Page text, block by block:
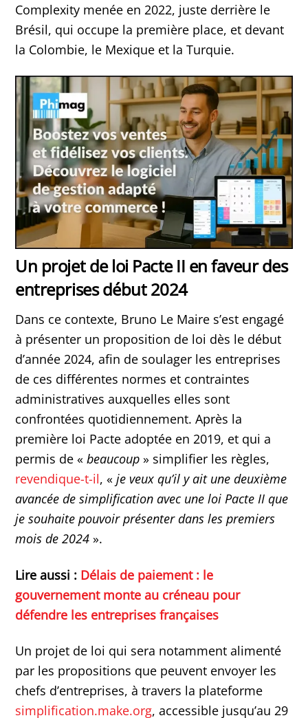
Complexity menée en 2022, juste derrière le
Brésil, qui occupe la première place, et devant
la Colombie, le Mexique et la Turquie.
Un projet de loi Pacte II en faveur des
entreprises début 2024
Dans ce contexte, Bruno Le Maire s’est engagé
à présenter un proposition de loi dès le début
d’année 2024, afin de soulager les entreprises
de ces différentes normes et contraintes
administratives auxquelles elles sont
confrontées quotidiennement. Après la
première loi Pacte adoptée en 2019, et qui a
permis de «beaucoup » simplifier les règles,
revendique-t-il, «je veux qu’il y ait une deuxième
avancée de simplification avec une loi Pacte II que
je souhaite pouvoir présenter dans les premiers
mois de 2024 ».
Lire aussi : Délais de paiement : le
gouvernement monte au créneau pour
défendre les entreprises françaises
Un projet de loi qui sera notamment alimenté
par les propositions que peuvent envoyer les
chefs d’entreprises, à travers la plateforme
simplification.make.org, accessible jusqu’au 29